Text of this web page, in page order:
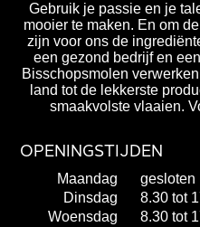
Gebruik je passie en je
mooier te maken. En om
zijn voor ons de
een gezond bedrijf en
Bisschopsmolen
land tot de lekkerste
smaakvolste vlaaien.
OPENINGSTIJDEN
Maandag
gesloten
Dinsdag
8.30 tot
Woensdag
8.30 tot